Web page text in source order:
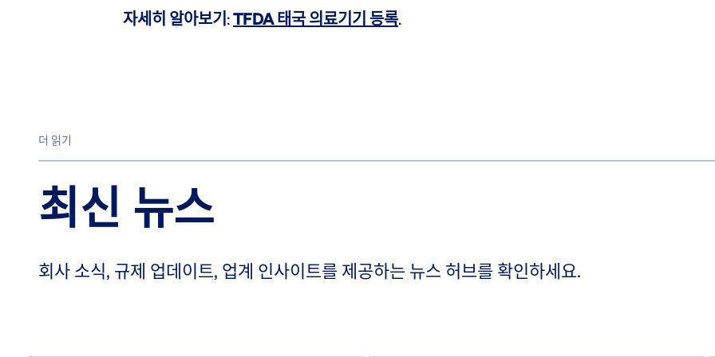
자세히 알아보기 :TFDA 태국 의료기기 등록.
더 읽기
최신 뉴스
회사 소식, 규제 업데이트, 업계 인사이트를 제공하는 뉴스 허브를 확인하세요.